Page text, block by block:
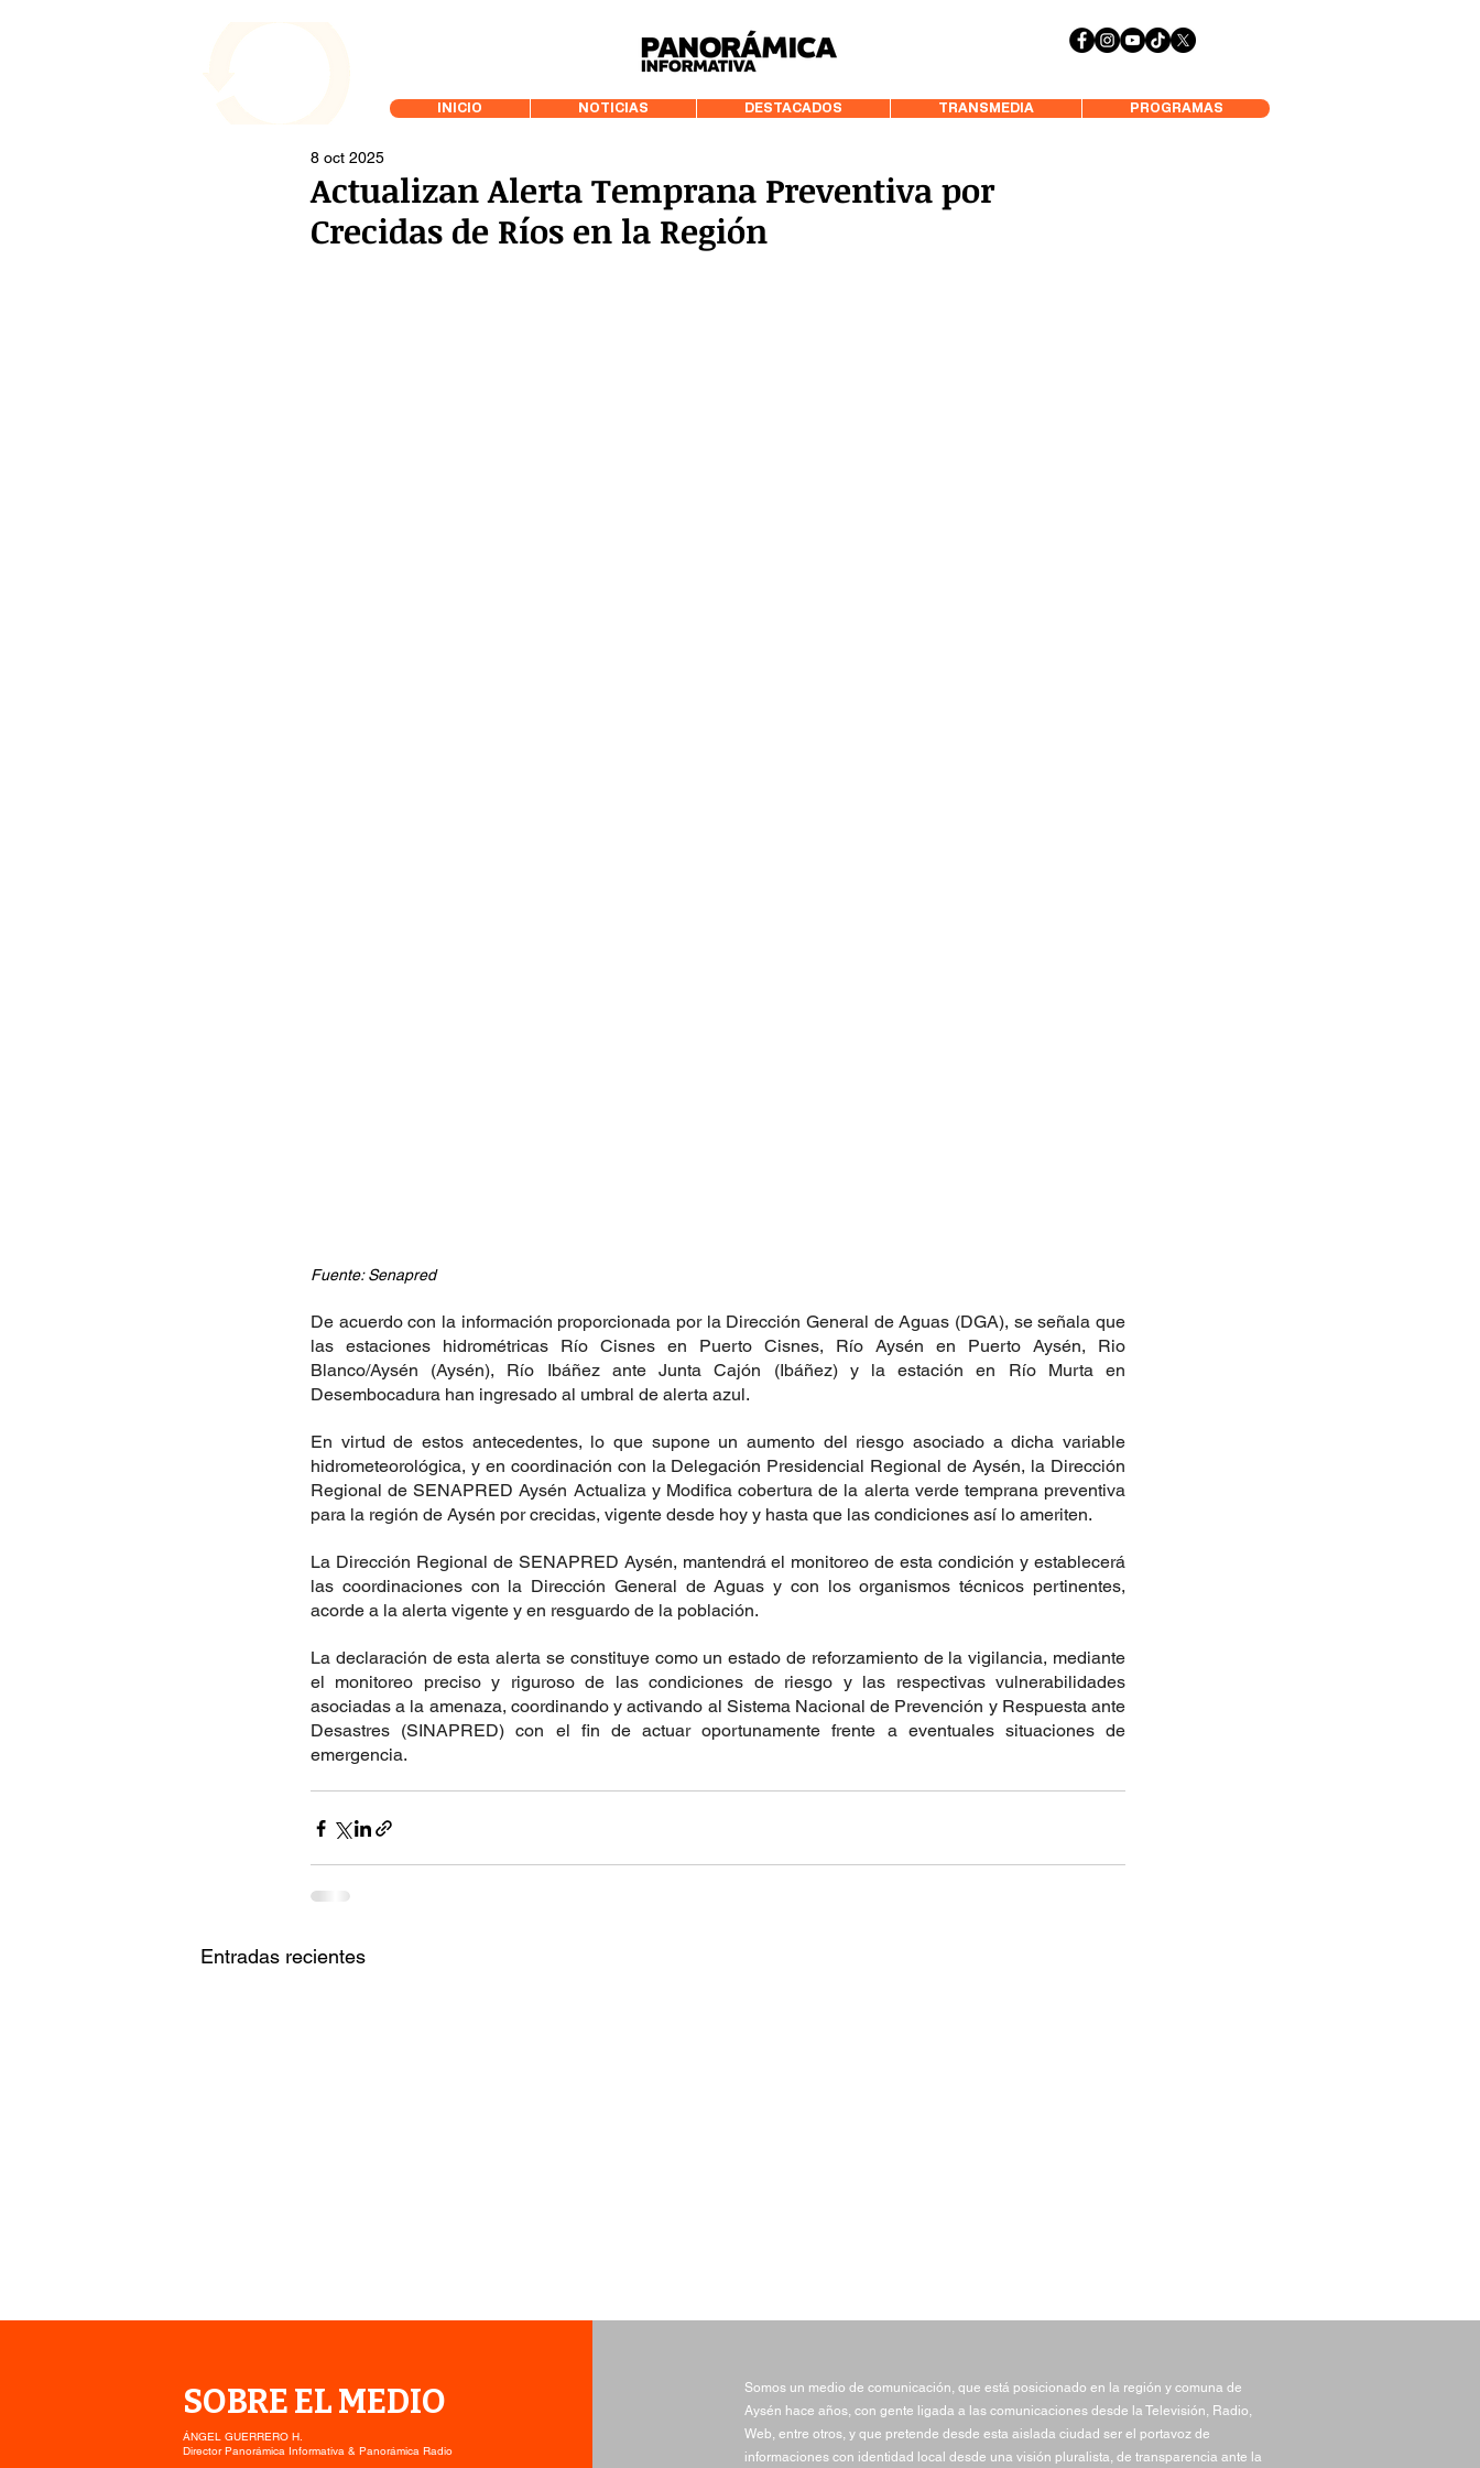
INICIO NOTICIAS DESTACADOS TRANSMEDIA PROGRAMAS
Actualizan Alerta Temprana Preventiva por
Crecidas de Ríos en la Región
8 oct 2025
Fuente: Senapred
De acuerdo con la información proporcionada por la Dirección General de Aguas (DGA), se señala que
las estaciones hidrométricas Río Cisnes en Puerto Cisnes, Río Aysén en Puerto Aysén, Rio
Blanco/Aysén (Aysén), Río Ibáñez ante Junta Cajón (Ibáñez) y la estación en Río Murta en
Desembocadura han ingresado al umbral de alerta azul.
En virtud de estos antecedentes, lo que supone un aumento del riesgo asociado a dicha variable
hidrometeorológica, y en coordinación con la Delegación Presidencial Regional de Aysén, la Dirección
Regional de SENAPRED Aysén Actualiza y Modifica cobertura de la alerta verde temprana preventiva
para la región de Aysén por crecidas, vigente desde hoy y hasta que las condiciones así lo ameriten.
La Dirección Regional de SENAPRED Aysén, mantendrá el monitoreo de esta condición y establecerá
las coordinaciones con la Dirección General de Aguas y con los organismos técnicos pertinentes,
acorde a la alerta vigente y en resguardo de la población.
La declaración de esta alerta se constituye como un estado de reforzamiento de la vigilancia, mediante
el monitoreo preciso y riguroso de las condiciones de riesgo y las respectivas vulnerabilidades
asociadas a la amenaza, coordinando y activando al Sistema Nacional de Prevención y Respuesta ante
Desastres (SINAPRED) con el fin de actuar oportunamente frente a eventuales situaciones de
emergencia.
Entradas recientes
SOBRE EL MEDIO
ÁNGEL GUERRERO H.
Director Panorámica Informativa & Panorámica Radio
Somos un medio de comunicación, que está posicionado en la región y comuna de
Aysén hace años, con gente ligada a las comunicaciones desde la Televisión, Radio,
Web, entre otros, y que pretende desde esta aislada ciudad ser el portavoz de
informaciones con identidad local desde una visión pluralista, de transparencia ante la